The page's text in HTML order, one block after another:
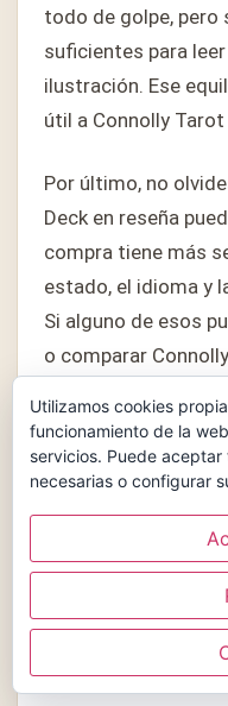
todo de golpe, pero
suficientes para
ilustración. Ese
útil a Connolly Tarot
Por último, no
Deck en reseña
compra tiene más
estado, el idioma y
Si alguno de esos
o comparar
Si después de
uso principal: lectura
colección o regalo.
reseña, esa
que una lista de
obliga a pensar
cuando ya lo
Utilizamos cookies
funcionamiento de la
servicios. Puede
necesarias o configurar